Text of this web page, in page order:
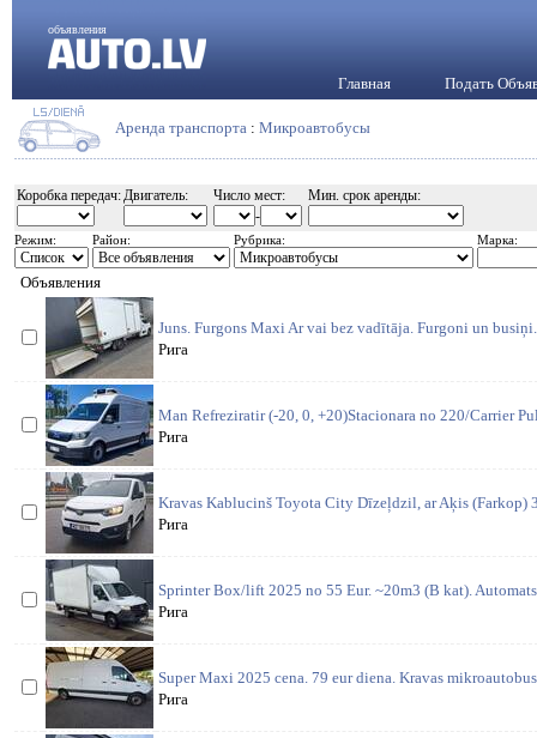
объявления
Главная Подать
Аренда транспорта : Микроавтобусы
Коробка передач:Двигатель:
Число мест:
-
Мин. срок аренды:
Режим: Район: Рубрика: Марка:
Объявления
Juns. Furgons Maxi Ar vai bez vadītāja. Furgoni un
Рига
Man Refreziratir (-20, 0, +20)Stacionara no 220/Carrier
Рига
Kravas Kablucinš Toyota City Dīzeļdzil, ar Aķis (Farkop)
Рига
Sprinter Box/lift 2025 no 55 Eur. ~20m3 (B kat).
Рига
Super Maxi 2025 cena. 79 eur diena. Kravas
Рига